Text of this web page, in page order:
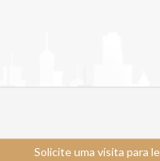
Solicite uma visita para